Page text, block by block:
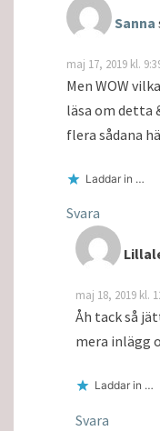
Sanna
maj 17, 2019 kl.
Men WOW
läsa om detta
flera sådana
Laddar in …
Svara
maj 18, 2019 kl.
Åh tack så
mera inlägg
Laddar in …
Svara